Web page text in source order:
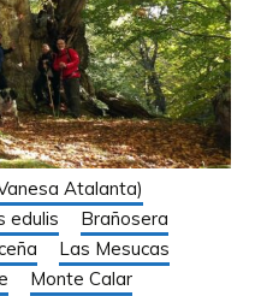
Atalanta)
edulis
Brañosera
Las Mesucas
Monte Calar